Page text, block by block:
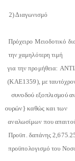
2) Διαγωνισμό
Πρόχειρο Μειοδοτικό
την χαμηλότερη τιμή
για τηνπρομήθεια:
(ΚΑΕ1359), με
συνοδού εξοπλισμού
ουρών}καθώς και των
αναλωσίμων που
Προϋπ. δαπάνης
προϋπολογισμό του